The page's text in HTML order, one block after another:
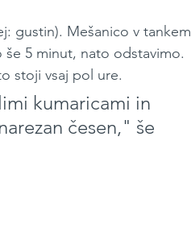
gustin). Mešanico v tankem
5 minut, nato odstavimo.
stoji vsaj pol ure.
kumaricami in
česen," še